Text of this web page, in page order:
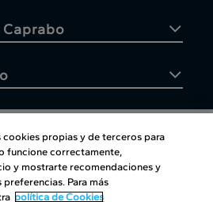
al cliente
cookies propias y de terceros para
funcione correctamente,
y mostrarte recomendaciones y
Para más
política de Cookies